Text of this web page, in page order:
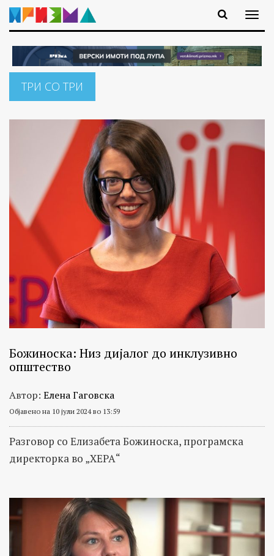
ТРИ СО ТРИ
Божиноска: Низ дијалог до инклузивно
општество
Автор: Елена Гаговска
Објавено на 10 јули 2024 во 13:59
Разговор со Елизабета Божиноска, програмска
директорка во „ХЕРА“